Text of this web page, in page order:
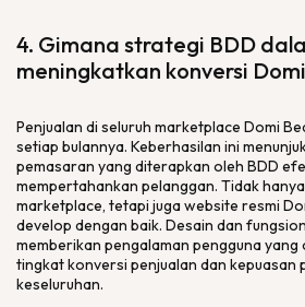
4. Gimana strategi BDD
meningkatkan konversi
Penjualan di seluruh marketplace Domi
setiap bulannya. Keberhasilan ini
pemasaran yang diterapkan oleh BDD
mempertahankan pelanggan. Tidak
marketplace, tetapi juga website resmi
develop dengan baik. Desain dan
memberikan pengalaman pengguna
tingkat konversi penjualan dan kepuasan
keseluruhan.